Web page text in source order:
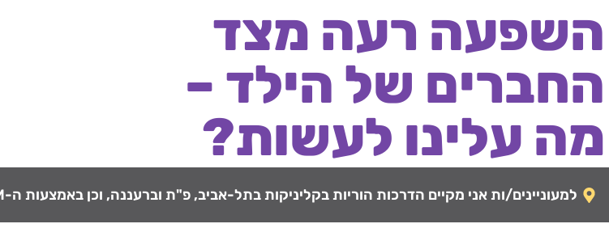
השפעה רעה מצד
החברים של הילד –
מה עלינו לעשות?
למעוניינים/ות אני מקיים הדרכות הוריות בקליניקות בתל-אביב, פ"ת וברעננה, וכן באמצעות ה-ZOOM